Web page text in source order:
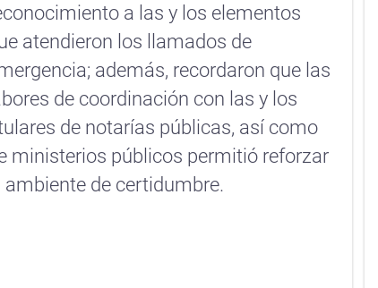
a las y los elementos
atendieron los llamados de
además, recordaron que las
de coordinación con las y los
de notarías públicas, así como
ministerios públicos permitió reforzar
ambiente de certidumbre.